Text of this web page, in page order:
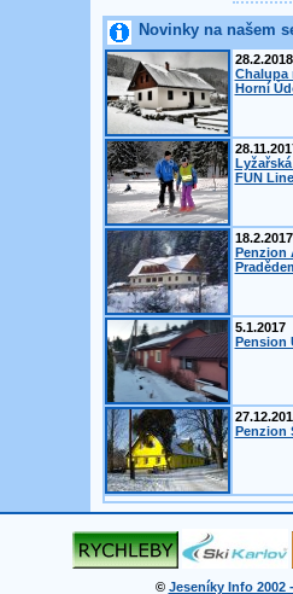
Novinky na našem
28.2.2018
Chalupa
Horní
FUN
18.2.2017
Penzion
5.1.2017
Pension
Penzion
© Jeseníky Info 2002